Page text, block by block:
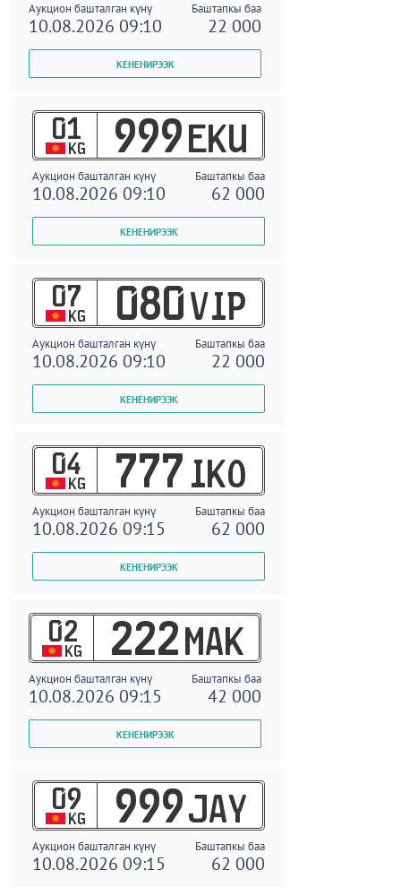
Аукцион башталган күнү Баштапкы баа
10.08.2026 09:10 22 000
01
KG 999 EKU
Аукцион башталган күнү Баштапкы баа
10.08.2026 09:10 62 000
07
KG 080 VIP
Аукцион башталган күнү Баштапкы баа
10.08.2026 09:10 22 000
04
KG 777 IKO
Аукцион башталган күнү Баштапкы баа
10.08.2026 09:15 62 000
02
KG 222 MAK
Аукцион башталган күнү Баштапкы баа
10.08.2026 09:15 42 000
09
KG 999 JAY
Аукцион башталган күнү Баштапкы баа
10.08.2026 09:15 62 000